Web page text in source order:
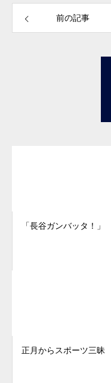
前の記事
「長谷ガンバッタ！」
正月からスポーツ三昧